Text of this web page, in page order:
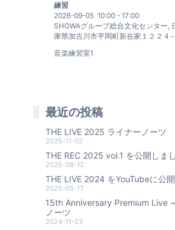
練習
2026-09-05 10:00 - 17:00
SHOWAグループ総合文化センター,
庫県加古川市平岡町新在家１２２４−
音楽練習室1
最近の投稿
THE LIVE 2025 ライナーノーツ
2025-11-02
THE REC 2025 vol.1 を公開しま
2025-08-12
THE LIVE 2024 をYouTubeに公
2025-05-17
15th Anniversary Premium Live
ノーツ
2024-11-23